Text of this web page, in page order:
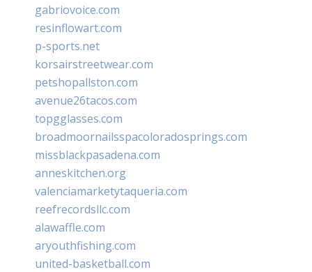
gabriovoice.com
resinflowart.com
p-sports.net
korsairstreetwear.com
petshopallston.com
avenue26tacos.com
topgglasses.com
broadmoornailsspacoloradosprings.com
missblackpasadena.com
anneskitchen.org
valenciamarketytaqueria.com
reefrecordsllc.com
alawaffle.com
aryouthfishing.com
united-basketball.com